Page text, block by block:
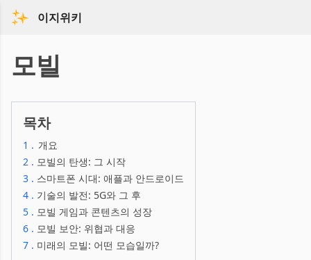
이지위키
모빌
목차
1 . 개요
2 . 모빌의 탄생: 그 시작
3 . 스마트폰 시대: 애플과 안드로이드
4 . 기술의 발전: 5G와 그 후
5 . 모빌 게임과 콘텐츠의 성장
6 . 모빌 보안: 위협과 대응
7 . 미래의 모빌: 어떤 모습일까?